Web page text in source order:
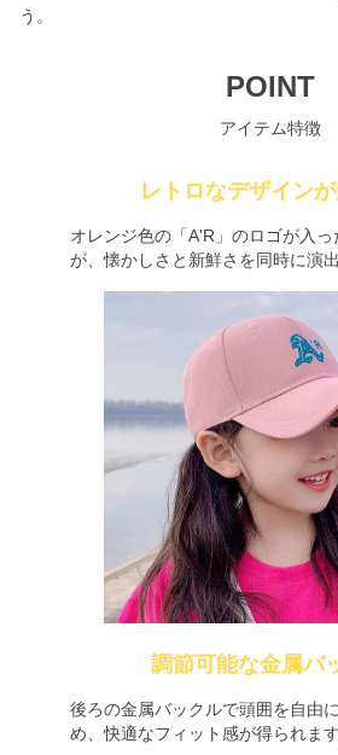
う。
POINT
アイテム特徴
レトロなデザイン
オレンジ色の「A'R」のロゴが入
が、懐かしさと新鮮さを同時に演出
調節可能な金属バ
後ろの金属バックルで頭囲を自由
め、快適なフィット感が得られます